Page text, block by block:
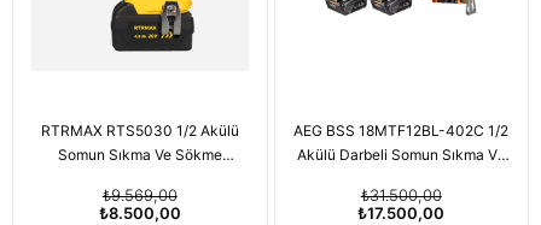
RTRMAX RTS5030 1/2 Akülü
Somun Sıkma Ve Sökme
20V 4Ah
₺8.500,00
₺9.569,00
AEG BSS 18MTF12BL-402C 1/2
Akülü Darbeli Somun Sıkma Ve
4Ah
₺17.500,00
₺31.500,00